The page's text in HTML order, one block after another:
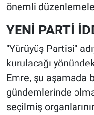
önemli
YENİ PARTİ
"Yürüyüş Partisi"
kurulacağı
Emre, şu aşamada
gündemlerinde
seçilmiş